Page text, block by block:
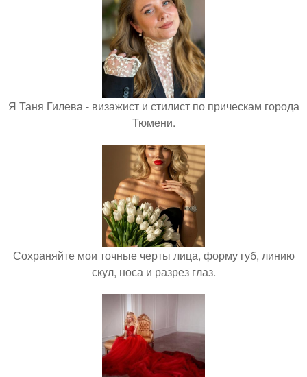
Я Таня Гилева - визажист и стилист по прическам города
Тюмени.
Сохраняйте мои точные черты лица, форму губ, линию
скул, носа и разрез глаз.